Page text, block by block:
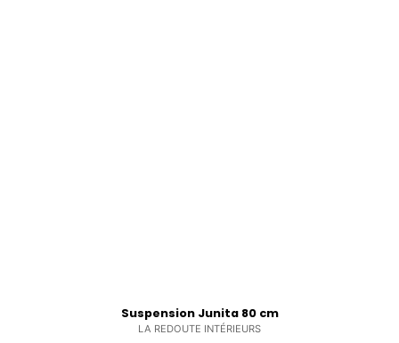
Suspension Junita 80 cm
LA REDOUTE INTÉRIEURS